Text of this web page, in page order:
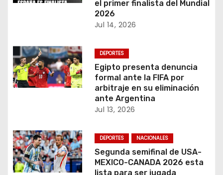
e
n
t
d
a
el primer finalista del Mundial
2026
Jul 14, 2026
DEPORTES
Egipto presenta denuncia
formal ante la FIFA por
arbitraje en su eliminación
ante Argentina
Jul 13, 2026
DEPORTES NACIONALES
Segunda semifinal de USA-
MEXICO-CANADA 2026 esta
lista para ser jugada